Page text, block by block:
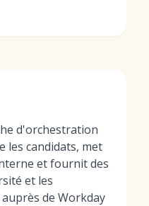
d'orchestration
les candidats, met
et fournit des
et les
de Workday